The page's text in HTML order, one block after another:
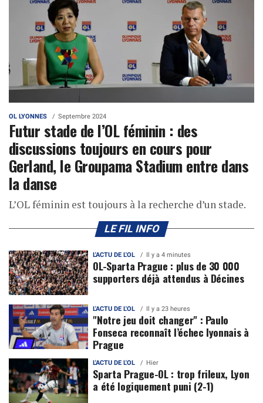
OL LYONNES Septembre 2024
Futur stade de l’OL féminin : des
discussions toujours en cours pour
Gerland, le Groupama Stadium entre dans
la danse
L’OL féminin est toujours à la recherche d’un stade.
LE FIL INFO
L'ACTU DE L'OL Il y a 4 minutes
OL-Sparta Prague : plus de 30 000
supporters déjà attendus à Décines
L'ACTU DE L'OL Il y a 23 heures
"Notre jeu doit changer" : Paulo
Fonseca reconnaît l’échec lyonnais à
Prague
L'ACTU DE L'OL Hier
Sparta Prague-OL : trop frileux, Lyon
a été logiquement puni (2-1)